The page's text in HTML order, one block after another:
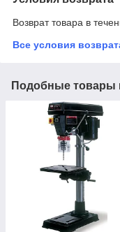
Возврат товара в
Все условия
Подобные товары